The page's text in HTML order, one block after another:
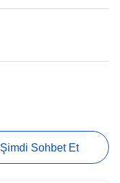
Şimdi Sohbet Et